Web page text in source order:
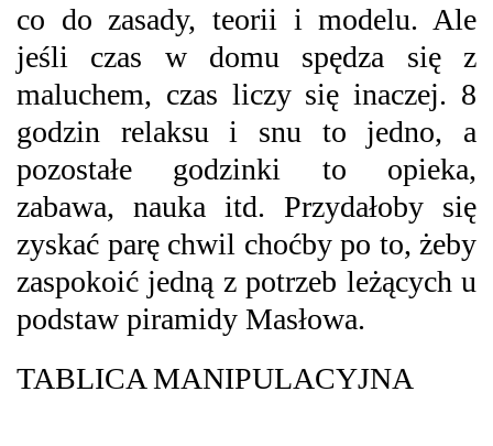
co do zasady, teorii i modelu. Ale
jeśli czas w domu spędza się z
maluchem, czas liczy się inaczej. 8
godzin relaksu i snu to jedno, a
pozostałe godzinki to opieka,
zabawa, nauka itd. Przydałoby się
zyskać parę chwil choćby po to, żeby
zaspokoić jedną z potrzeb leżących u
podstaw piramidy Masłowa.
TABLICA MANIPULACYJNA